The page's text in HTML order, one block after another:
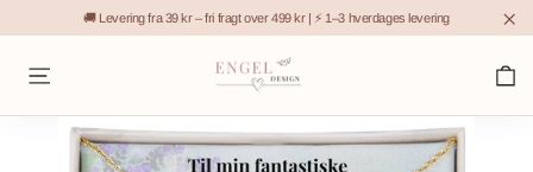
indhold
🚚 Levering fra 39 kr – fri fragt over 499 kr | ⚡ 1–3 hverdages levering
Sidenavigation